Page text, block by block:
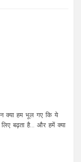
क्या हम भूल गए कि ये
बढ़ता है... और हमें क्या